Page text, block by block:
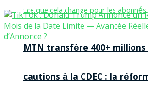
MTN transfère 400+ millions
cautions à la CDEC : la